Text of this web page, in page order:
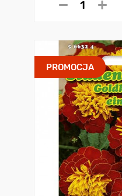
PROMOCJA